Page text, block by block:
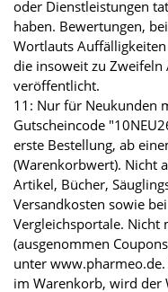
oder Dienstleistungen
haben. Bewertungen,
Wortlauts
die insoweit zu Zweifeln
veröffentlicht.
11: Nur für Neukunden
Gutscheincode
erste Bestellung, ab
(Warenkorbwert). Nicht
Artikel, Bücher,
Versandkosten sowie
Vergleichsportale.
(ausgenommen
unter www.pharmeo.de.
im Warenkorb, wird der